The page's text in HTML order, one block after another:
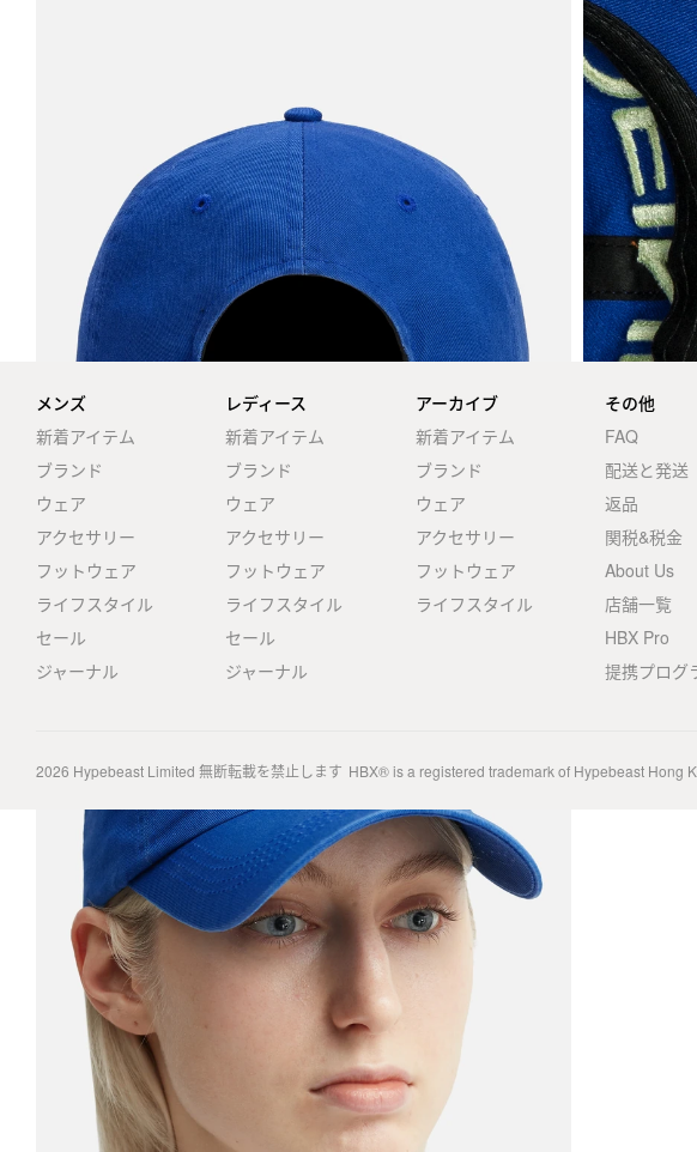
メンズ
新着アイテム
ブランド
ウェア
アクセサリー
フットウェア
ライフスタイル
セール
ジャーナル
レディース
新着アイテム
ブランド
ウェア
アクセサリー
フットウェア
ライフスタイル
セール
ジャーナル
アーカイブ
新着アイテム
ブランド
ウェア
アクセサリー
フットウェア
ライフスタイル
その他
FAQ
配送と発送
返品
関税&税金
About Us
店舗一覧
HBX Pro
提携プログ
2026 Hypebeast Limited 無断転載を禁止します HBX® is a registered trademark of Hypebeast Hong